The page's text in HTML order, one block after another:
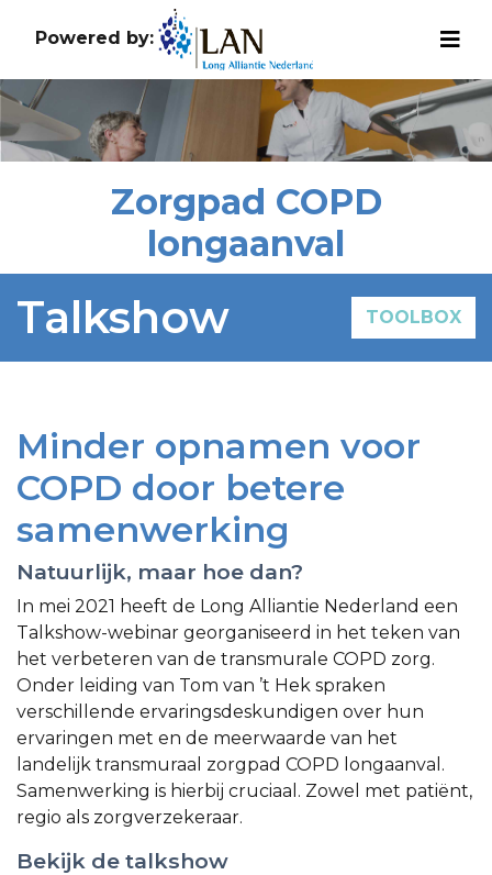
Powered by:
Zorgpad COPD
longaanval
Talkshow TOOLBOX
Minder opnamen voor
COPD door betere
samenwerking
Natuurlijk, maar hoe dan?
In mei 2021 heeft de Long Alliantie Nederland een
Talkshow-webinar georganiseerd in het teken van
het verbeteren van de transmurale COPD zorg.
Onder leiding van Tom van ’t Hek spraken
verschillende ervaringsdeskundigen over hun
ervaringen met en de meerwaarde van het
landelijk transmuraal zorgpad COPD longaanval.
Samenwerking is hierbij cruciaal. Zowel met patiënt,
regio als zorgverzekeraar.
Bekijk de talkshow